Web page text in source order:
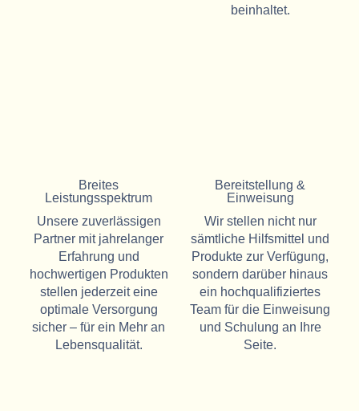
beinhaltet.
Breites
Leistungsspektrum
Unsere zuverlässigen
Partner mit jahrelanger
Erfahrung und
hochwertigen Produkten
stellen jederzeit eine
optimale Versorgung
sicher – für ein Mehr an
Lebensqualität.
Bereitstellung &
Einweisung
Wir stellen nicht nur
sämtliche Hilfsmittel und
Produkte zur Verfügung,
sondern darüber hinaus
ein hochqualifiziertes
Team für die Einweisung
und Schulung an Ihre
Seite.